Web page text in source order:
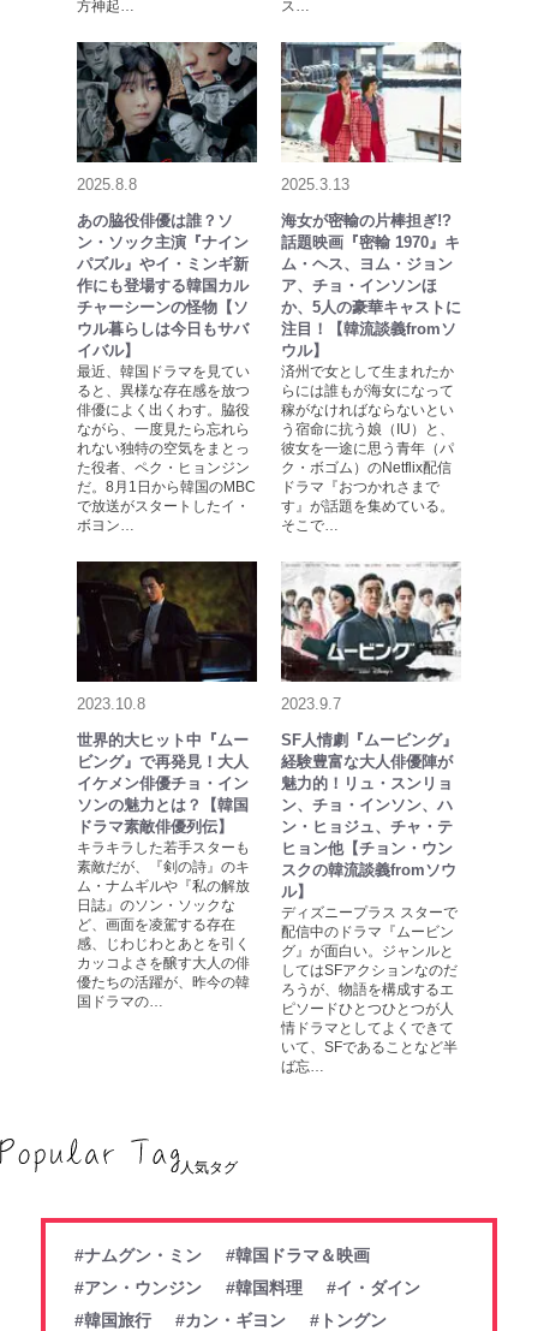
方神起… ス…
2025.8.8
あの脇役俳優は誰？ソ
ン・ソック主演『ナイン
パズル』やイ・ミンギ新
作にも登場する韓国カル
チャーシーンの怪物【ソ
ウル暮らしは今日もサバ
イバル】
最近、韓国ドラマを見てい
ると、異様な存在感を放つ
俳優によく出くわす。脇役
ながら、一度見たら忘れら
れない独特の空気をまとっ
た役者、ペク・ヒョンジン
だ。8月1日から韓国のMBC
で放送がスタートしたイ・
ボヨン…
2025.3.13
海女が密輸の片棒担ぎ!?
話題映画『密輸 1970』キ
ム・ヘス、ヨム・ジョン
ア、チョ・インソンほ
か、5人の豪華キャストに
注目！【韓流談義fromソ
ウル】
済州で女として生まれたか
らには誰もが海女になって
稼がなければならないとい
う宿命に抗う娘（IU）と、
彼女を一途に思う青年（パ
ク・ボゴム）のNetflix配信
ドラマ『おつかれさまで
す』が話題を集めている。
そこで…
2023.10.8
世界的大ヒット中『ムー
ビング』で再発見！大人
イケメン俳優チョ・イン
ソンの魅力とは？【韓国
ドラマ素敵俳優列伝】
キラキラした若手スターも
素敵だが、『剣の詩』のキ
ム・ナムギルや『私の解放
日誌』のソン・ソックな
ど、画面を凌駕する存在
感、じわじわとあとを引く
カッコよさを醸す大人の俳
優たちの活躍が、昨今の韓
国ドラマの…
2023.9.7
SF人情劇『ムービング』
経験豊富な大人俳優陣が
魅力的！リュ・スンリョ
ン、チョ・インソン、ハ
ン・ヒョジュ、チャ・テ
ヒョン他【チョン・ウン
スクの韓流談義fromソウ
ル】
ディズニープラス スターで
配信中のドラマ『ムービン
グ』が面白い。ジャンルと
してはSFアクションなのだ
ろうが、物語を構成するエ
ピソードひとつひとつが人
情ドラマとしてよくできて
いて、SFであることなど半
ば忘…
人気タグ
#ナムグン・ミン
#韓国ドラマ＆映画
#アン・ウンジン
#韓国料理
#イ・ダイン
#韓国旅行
#カン・ギヨン
#トングン